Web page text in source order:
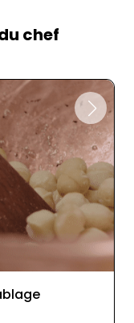
chef
des sables